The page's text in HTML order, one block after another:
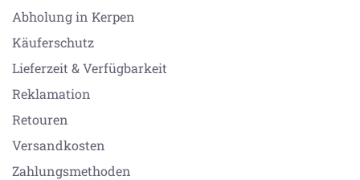
Abholung in Kerpen
Käuferschutz
Lieferzeit & Verfügbarkeit
Reklamation
Retouren
Versandkosten
Zahlungsmethoden